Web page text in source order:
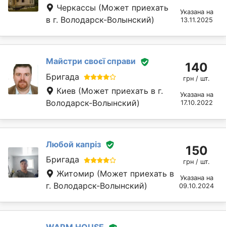
Черкассы (Может приехать
в г. Володарск-Волынский)
Указана на
13.11.2025
Майстри своєї справи
Бригада
Киев (Может приехать в г.
Володарск-Волынский)
140
грн / шт.
Указана на
17.10.2022
Любой капріз
Бригада
Житомир (Может приехать в
г. Володарск-Волынский)
150
грн / шт.
Указана на
09.10.2024